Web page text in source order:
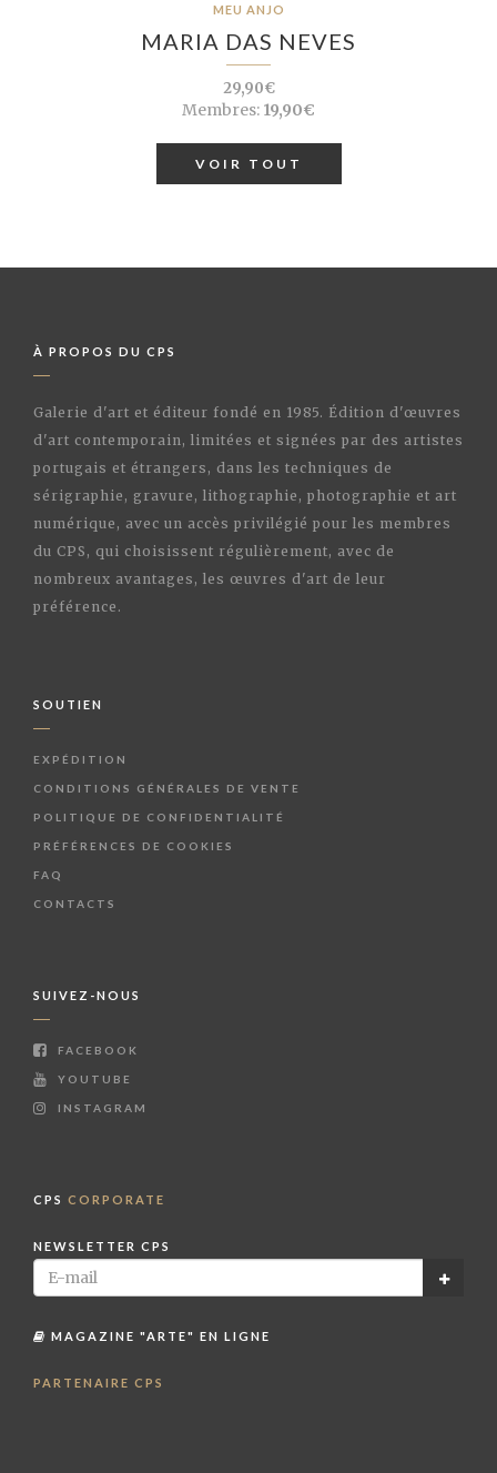
MEU ANJO
MARIA DAS NEVES
29,90€
Membres: 19,90€
VOIR TOUT
À PROPOS DU CPS
Galerie d'art et éditeur fondé en 1985. Édition d'œuvres
d'art contemporain, limitées et signées par des artistes
portugais et étrangers, dans les techniques de
sérigraphie, gravure, lithographie, photographie et art
numérique, avec un accès privilégié pour les membres
du CPS, qui choisissent régulièrement, avec de
nombreux avantages, les œuvres d'art de leur
préférence.
SOUTIEN
EXPÉDITION
CONDITIONS GÉNÉRALES DE VENTE
POLITIQUE DE CONFIDENTIALITÉ
PRÉFÉRENCES DE COOKIES
FAQ
CONTACTS
SUIVEZ-NOUS
FACEBOOK
YOUTUBE
INSTAGRAM
CPS CORPORATE
NEWSLETTER CPS
MAGAZINE "ARTE" EN LIGNE
PARTENAIRE CPS